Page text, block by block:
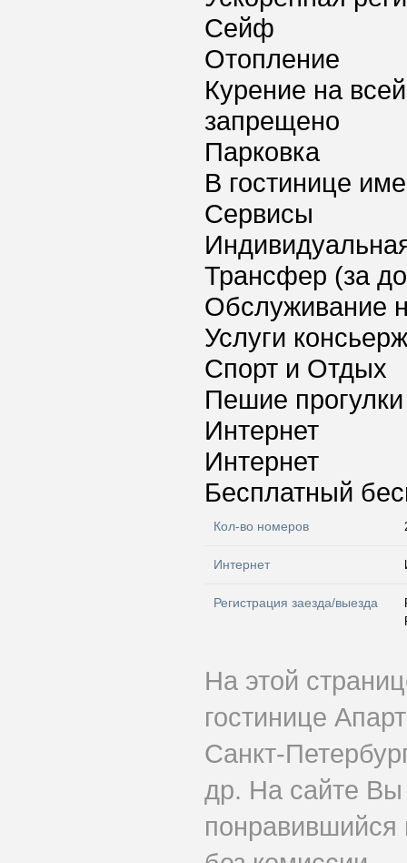
Сейф
Отопление
Курение на
запрещено
Парковка
В гостинице
Сервисы
Трансфер (за
Обслуживание
Услуги
Спорт и Отдых
Пешие прогулки
Интернет
Интернет
Бесплатный
Кол-во номеров
Интернет
Регистрация заезда/выезда
На этой
гостинице
Санкт-
др. На сайте Вы